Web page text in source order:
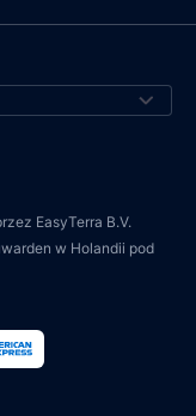
EasyTerra B.V.
w Holandii pod